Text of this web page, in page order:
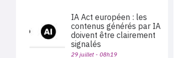
IA Act européen : les
contenus générés par IA
doivent être clairement
signalés
29 juillet - 08h19